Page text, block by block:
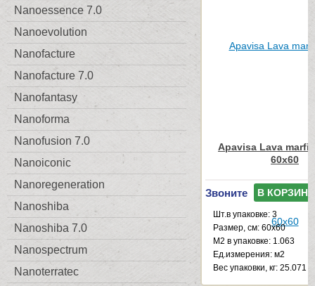
Nanoessence 7.0
Nanoevolution
Nanofacture
Nanofacture 7.0
Nanofantasy
Nanoforma
Nanofusion 7.0
Nanoiconic
Nanoregeneration
Nanoshiba
Nanoshiba 7.0
Nanospectrum
Nanoterratec
Apavisa Lava
60x60
Звоните В КОРЗИНУ
Шт.в упаковке: 3
Размер, см: 60x60
М2 в упаковке: 1.063
Ед.измерения: м2
Веc упаковки, кг: 25.071